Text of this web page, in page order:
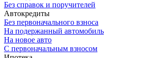
Без справок и поручителей
Автокредиты
Без первоначального взноса
На подержанный автомобиль
На новое авто
С первоначальным взносом